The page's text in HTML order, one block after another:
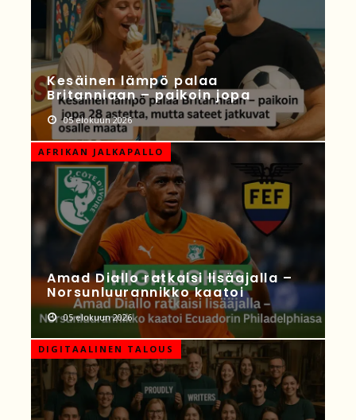
Kesäinen lämpö palaa
Britanniaan – paikoin jopa
05 elokuun 2026
AFRIKAN JALKAPALLO
Amad Diallo ratkaisi lisäajalla –
Norsunluurannikko kaatoi
05 elokuun 2026
DIGITAALINEN TALOUS